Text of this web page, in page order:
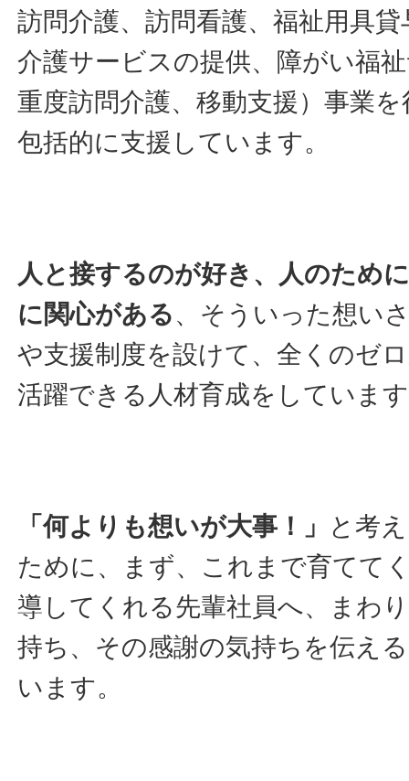
訪問介護、訪問看護、福祉用具
介護サービスの提供、障がい福
重度訪問介護、移動支援）事業
包括的に支援しています。
人と接するのが好き、人のため
に関心がある、そういった想い
や支援制度を設けて、全くのゼ
活躍できる人材育成をしていま
「何よりも想いが大事！」
と考
ために、まず、これまで育てて
導してくれる先輩社員へ、まわ
持ち、その感謝の気持ちを伝え
います。